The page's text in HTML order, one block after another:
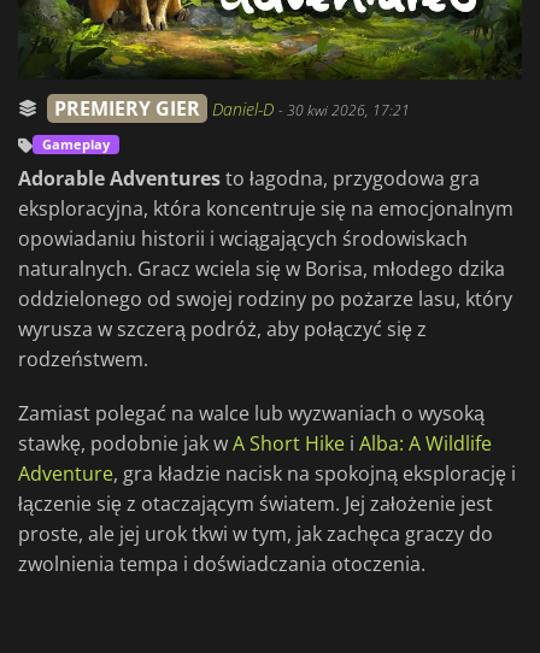
PREMIERY GIER Daniel-D -30 kwi 2026, 17:21
Gameplay
Adorable Adventuresto łagodna, przygodowa gra
eksploracyjna, która koncentruje się na emocjonalnym
opowiadaniu historii i wciągających środowiskach
naturalnych. Gracz wciela się w Borisa, młodego dzika
oddzielonego od swojej rodziny po pożarze lasu, który
wyrusza w szczerą podróż, aby połączyć się z
rodzeństwem.
Zamiast polegać na walce lub wyzwaniach o wysoką
stawkę, podobnie jak wA Short Hike i Alba: A Wildlife
Adventure, gra kładzie nacisk na spokojną eksplorację i
łączenie się z otaczającym światem. Jej założenie jest
proste, ale jej urok tkwi w tym, jak zachęca graczy do
zwolnienia tempa i doświadczania otoczenia.